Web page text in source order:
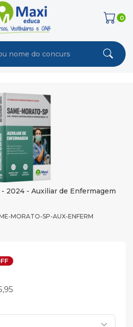
0
2024 - Auxiliar de Enfermagem
MORATO-SP-AUX-ENFERM